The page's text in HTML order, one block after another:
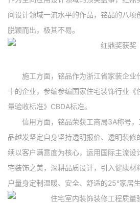
间设计领域一流水平的作品，铭品的八项
脱颖而出，极其不易。
施工方面，铭品作为浙江省家装企业
十的企业，参编参编国家住宅装饰行业《
量验收标准》CBDA标准。
信用方面，铭品荣获工商局3A称号，
品越发坚定自身坚持透明报价、透明装修
续以客户满意度为核心，运用国际主流设
宅装饰之美，深耕品质设计，引入健康材
户量身定制温暖、安全、舒适的25°家居生